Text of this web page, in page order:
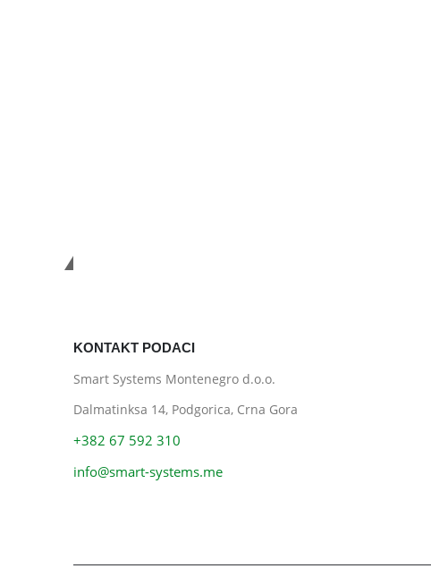
KONTAKT PODACI
Smart Systems Montenegro d.o.o.
Dalmatinksa 14, Podgorica, Crna Gora
+382 67 592 310
info@smart-systems.me